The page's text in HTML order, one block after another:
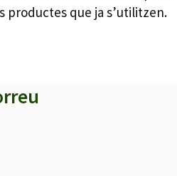
productes que ja s’utilitzen.